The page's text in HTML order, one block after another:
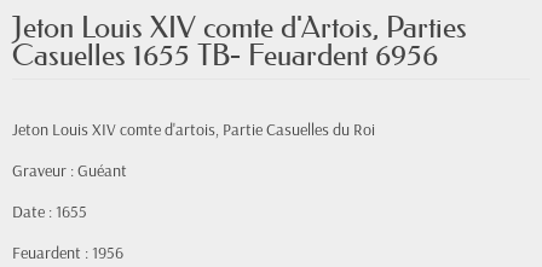
Jeton Louis XIV comte d'Artois, Parties
Casuelles 1655 TB- Feuardent 6956
Jeton Louis XIV comte d'artois, Partie Casuelles du Roi
Graveur : Guéant
Date : 1655
Feuardent : 1956